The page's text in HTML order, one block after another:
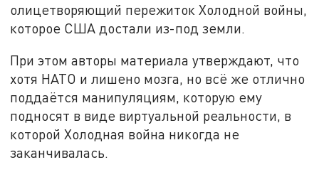
олицетворяющий пережиток Холодной войны,
которое США достали из-под земли.
При этом авторы материала утверждают, что
хотя НАТО и лишено мозга, но всё же отлично
поддаётся манипуляциям, которую ему
подносят в виде виртуальной реальности, в
которой Холодная война никогда не
заканчивалась.